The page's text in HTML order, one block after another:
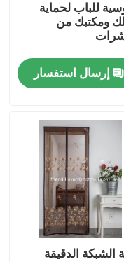
للباب لحماية
ومكتبك من
إرسال استفسار
الشبكة الدقيقة